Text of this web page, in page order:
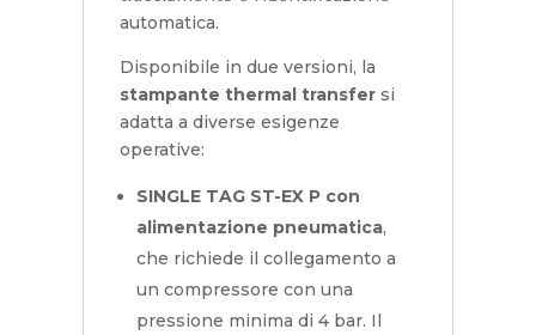
automatica.
Disponibile in due versioni, la
stampante thermal transfersi
adatta a diverse esigenze
operative:
SINGLE TAG ST-EX P con
alimentazione pneumatica,
che richiede il collegamento a
un compressore con una
pressione minima di 4 bar. Il